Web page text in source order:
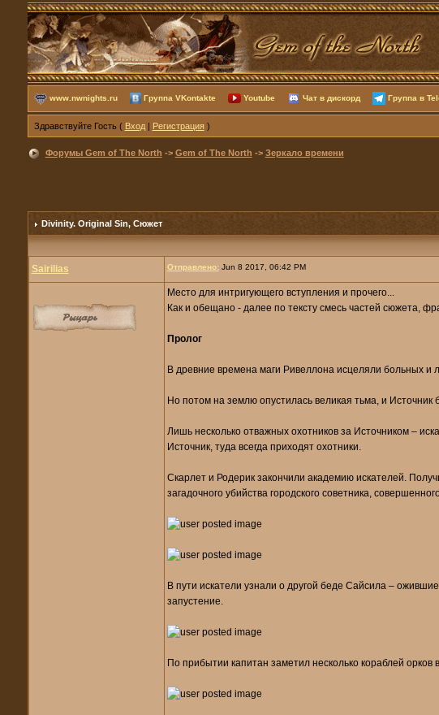
www.nwnights.ru Группа VKontakte Youtube Чат в дискорд Группа в
Здравствуйте Гость ( Вход| Регистрация)
Форумы Gem of The North -> Gem of The North -> Зеркало времени
Divinity. Original Sin, Сюжет
Sairilias Отправлено:Jun 8 2017, 06:42 PM
Место для интригующего вступления и прочего...
Как и обещано - далее по тексту смесь частей сюжета,
Пролог
В древние времена маги Ривеллона исцеляли больных
Но потом на землю опустилась великая тьма, и
Лишь несколько отважных охотников за Источником –
Источник, туда всегда приходят охотники.
Скарлет и Родерик закончили академию искателей.
загадочного убийства городского советника,
В пути искатели узнали о другой беде Сайсила –
запустение.
По прибытии капитан заметил несколько кораблей орков